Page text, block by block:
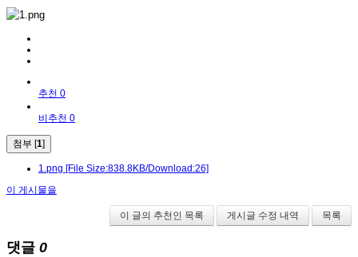
추천 0
비추천 0
첨부 [1]
1.png [File Size:838.8KB/Download:26]
이 게시물을
이 글의 추천인 목록 게시글 수정 내역 목록
댓글 0